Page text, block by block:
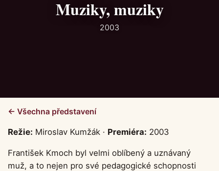
Kniha návštěv
Muziky, muziky
2003
← Všechna představení
Režie: Miroslav Kumžák · Premiéra: 2003
František Kmoch byl velmi oblíbený a uznávaný
muž, a to nejen pro své pedagogické schopnosti